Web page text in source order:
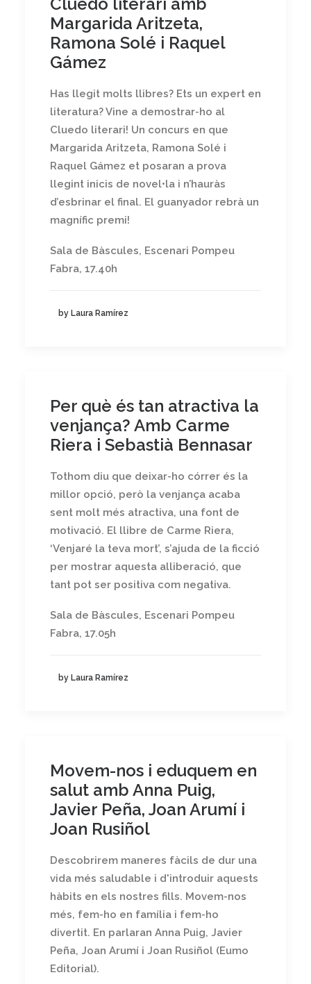
Margarida Aritzeta,
Ramona Solé i Raquel
Gámez
Has llegit molts llibres? Ets un expert en
literatura? Vine a demostrar-ho al
Cluedo literari! Un concurs en que
Margarida Aritzeta, Ramona Solé i
Raquel Gámez et posaran a prova
llegint inicis de novel•la i n’hauràs
d’esbrinar el final. El guanyador rebrà un
magnífic premi!
Sala de Bàscules, Escenari Pompeu
Fabra, 17.40h
by Laura Ramírez
Per què és tan atractiva la
venjança? Amb Carme
Riera i Sebastià Bennasar
Tothom diu que deixar-ho córrer és la
millor opció, però la venjança acaba
sent molt més atractiva, una font de
motivació. El llibre de Carme Riera,
‘Venjaré la teva mort’, s’ajuda de la ficció
per mostrar aquesta alliberació, que
tant pot ser positiva com negativa.
Sala de Bàscules, Escenari Pompeu
Fabra, 17.05h
by Laura Ramírez
Movem-nos i eduquem en
salut amb Anna Puig,
Javier Peña, Joan Arumí i
Joan Rusiñol
Descobrirem maneres fàcils de dur una
vida més saludable i d'introduir aquests
hàbits en els nostres fills. Movem-nos
més, fem-ho en família i fem-ho
divertit. En parlaran Anna Puig, Javier
Peña, Joan Arumí i Joan Rusiñol (Eumo
Editorial).